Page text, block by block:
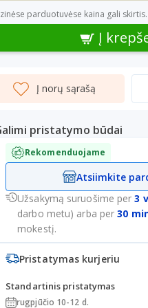
parduotuvėse kaina gali skirtis.
Į
Į norų sąrašą
pristatymo būdai
Rekomenduojame
Atsiimkite
Užsakymą suruošime per3
darbo metu) arba per30
mokestį.
Pristatymas kurjeriu
Standartinis pristatymas
rugpjūčio 10-12 d.